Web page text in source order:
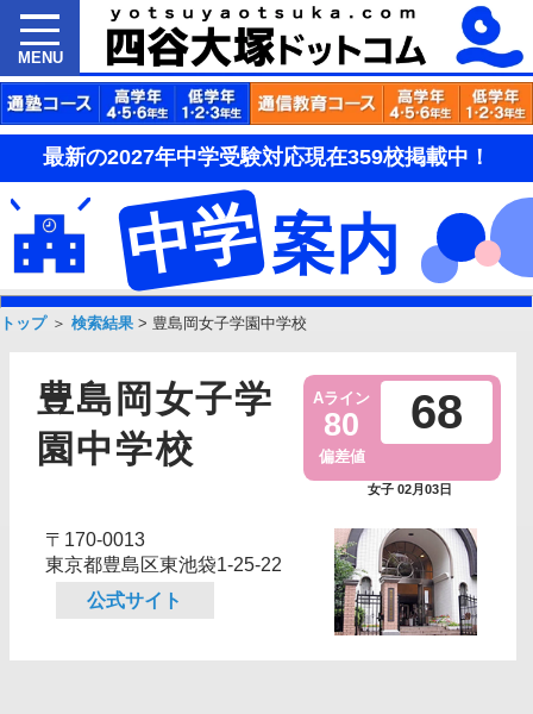
MENU
最新の2027年中学受験対応現在359校掲載中！
中学案内
トップ＞ 検索結果 > 豊島岡女子学園中学校
豊島岡女子学
園中学校
Aライン
80
偏差値
68
女子 02月03日
〒170-0013
東京都豊島区東池袋1‐25‐22
公式サイト